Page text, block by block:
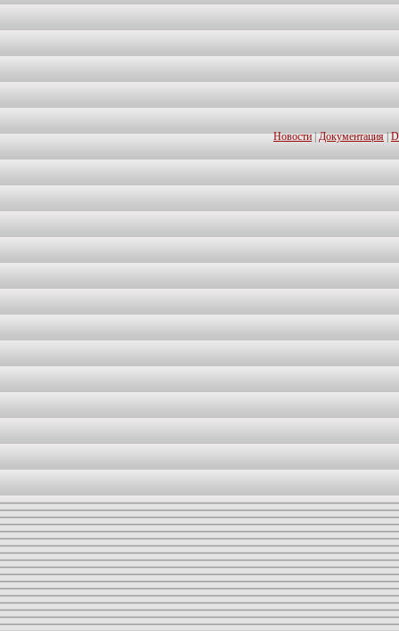
Новости|Документация|